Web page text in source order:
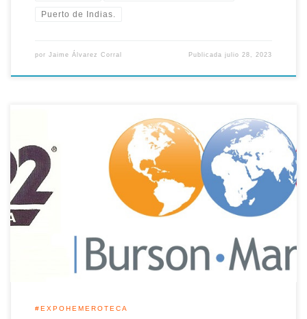
Puerto de Indias.
por Jaime Álvarez Corral Publicadajulio 28, 2023
La multinacional norteamericana Burson-Marsteller fue
seleccionada en Julio de 1988 por la organizadora de la
Expo-92 como asesora para asuntos de imagen y
comunicación. La selección se efectuó tras estudiar las
propuestas de colaboración presentadas por las distintas
empresas que previamente habían sido invitadas a ofrecer sus
proyectos y su […]
#EXPOHEMEROTECA